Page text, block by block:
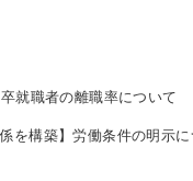
就職者の離職率について
を構築】労働条件の明示